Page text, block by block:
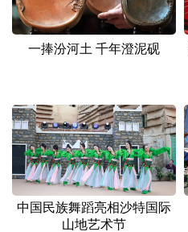
Deutsch Português
一捧汾河土 千年澄泥砚
中国民族舞蹈亮相沙特国际
山地艺术节